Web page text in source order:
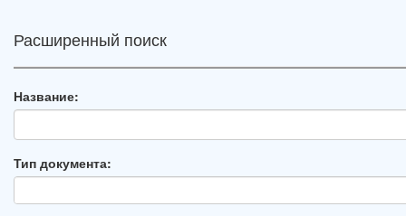
Расширенный поиск
Название:
Тип документа: